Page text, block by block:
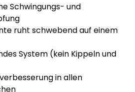
Schwingungs- und
ruht schwebend auf einem
System (kein Kippeln und
in allen